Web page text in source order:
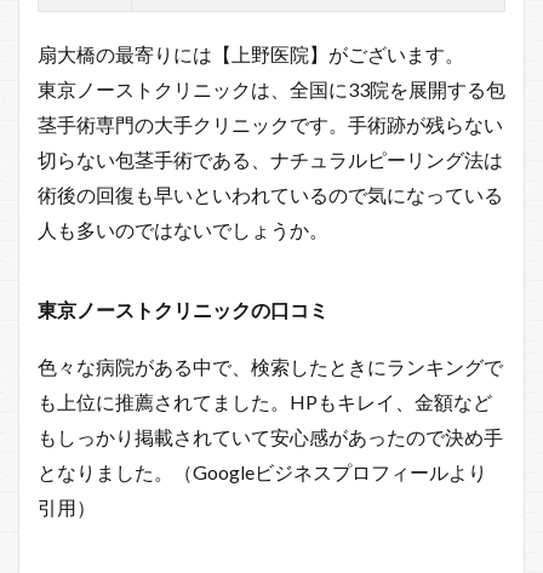
扇大橋の最寄りには【上野医院】がございます。
東京ノーストクリニックは、全国に33院を展開する包
茎手術専門の大手クリニックです。手術跡が残らない
切らない包茎手術である、ナチュラルピーリング法は
術後の回復も早いといわれているので気になっている
人も多いのではないでしょうか。
東京ノーストクリニックの口コミ
色々な病院がある中で、検索したときにランキングで
も上位に推薦されてました。HPもキレイ、金額など
もしっかり掲載されていて安心感があったので決め手
となりました。（Googleビジネスプロフィールより
引用）